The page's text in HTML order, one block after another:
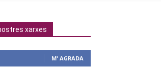
xarxes
M' AGRADA